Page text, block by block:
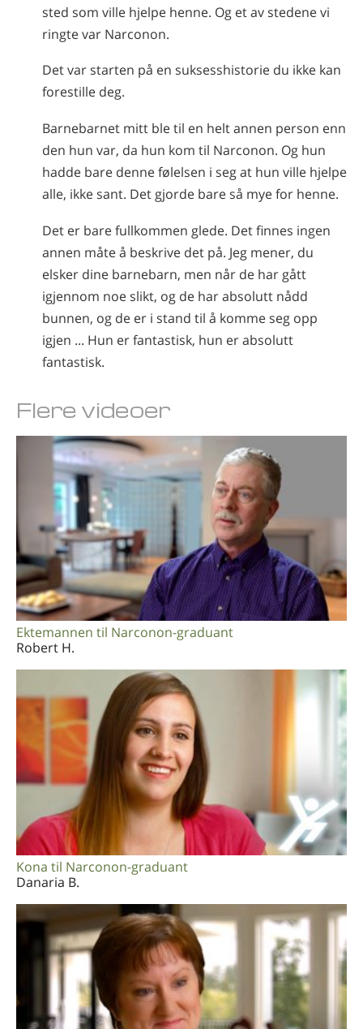
sted som ville hjelpe henne. Og et av stedene vi
ringte var Narconon.
Det var starten på en suksesshistorie du ikke kan
forestille deg.
Barnebarnet mitt ble til en helt annen person enn
den hun var, da hun kom til Narconon. Og hun
hadde bare denne følelsen i seg at hun ville hjelpe
alle, ikke sant. Det gjorde bare så mye for henne.
Det er bare fullkommen glede. Det finnes ingen
annen måte å beskrive det på. Jeg mener, du
elsker dine barnebarn, men når de har gått
igjennom noe slikt, og de har absolutt nådd
bunnen, og de er i stand til å komme seg opp
igjen ... Hun er fantastisk, hun er absolutt
fantastisk.
Flere videoer
Ektemannen til Narconon-graduant
Robert H.
Kona til Narconon-graduant
Danaria B.